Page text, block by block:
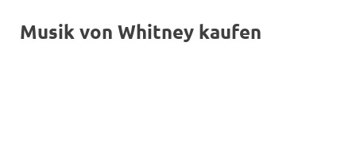
Musik von Whitney kaufen